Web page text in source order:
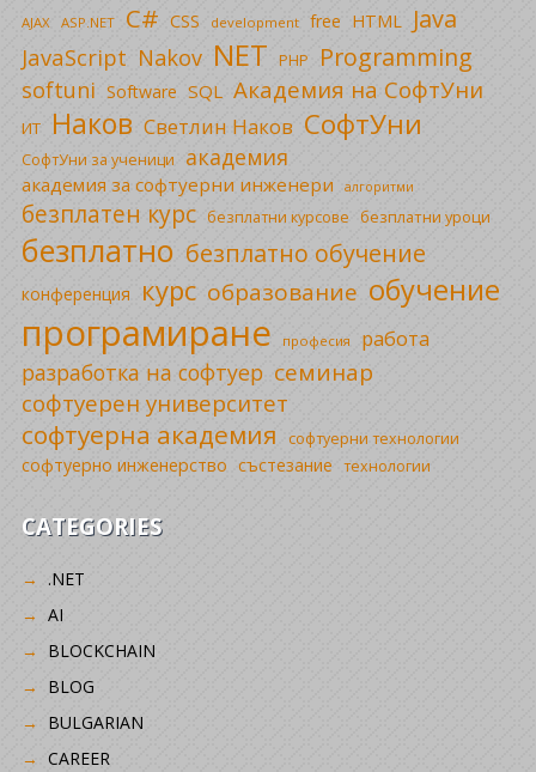
AJAX ASP.NET C# CSS development free HTML Java
JavaScript Nakov NET PHP Programming
softuni Software SQL Академия на СофтУни
ИТ Наков Светлин Наков СофтУни
СофтУни за ученици академия
академия за софтуерни инженери алгоритми
безплатен курс безплатни курсове безплатни уроци
безплатно безплатно обучение
конференция курс образование обучение
програмиране професия работа
разработка на софтуер семинар
софтуерен университет
софтуерна академия софтуерни технологии
софтуерно инженерство състезание технологии
CATEGORIES
.NET
AI
BLOCKCHAIN
BLOG
BULGARIAN
CAREER